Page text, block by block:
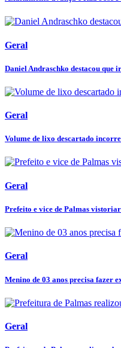
Geral
Daniel Andraschko destacou que
Geral
Volume de lixo descartado
Geral
Prefeito e vice de Palmas
Geral
Menino de 03 anos precisa fazer
Geral